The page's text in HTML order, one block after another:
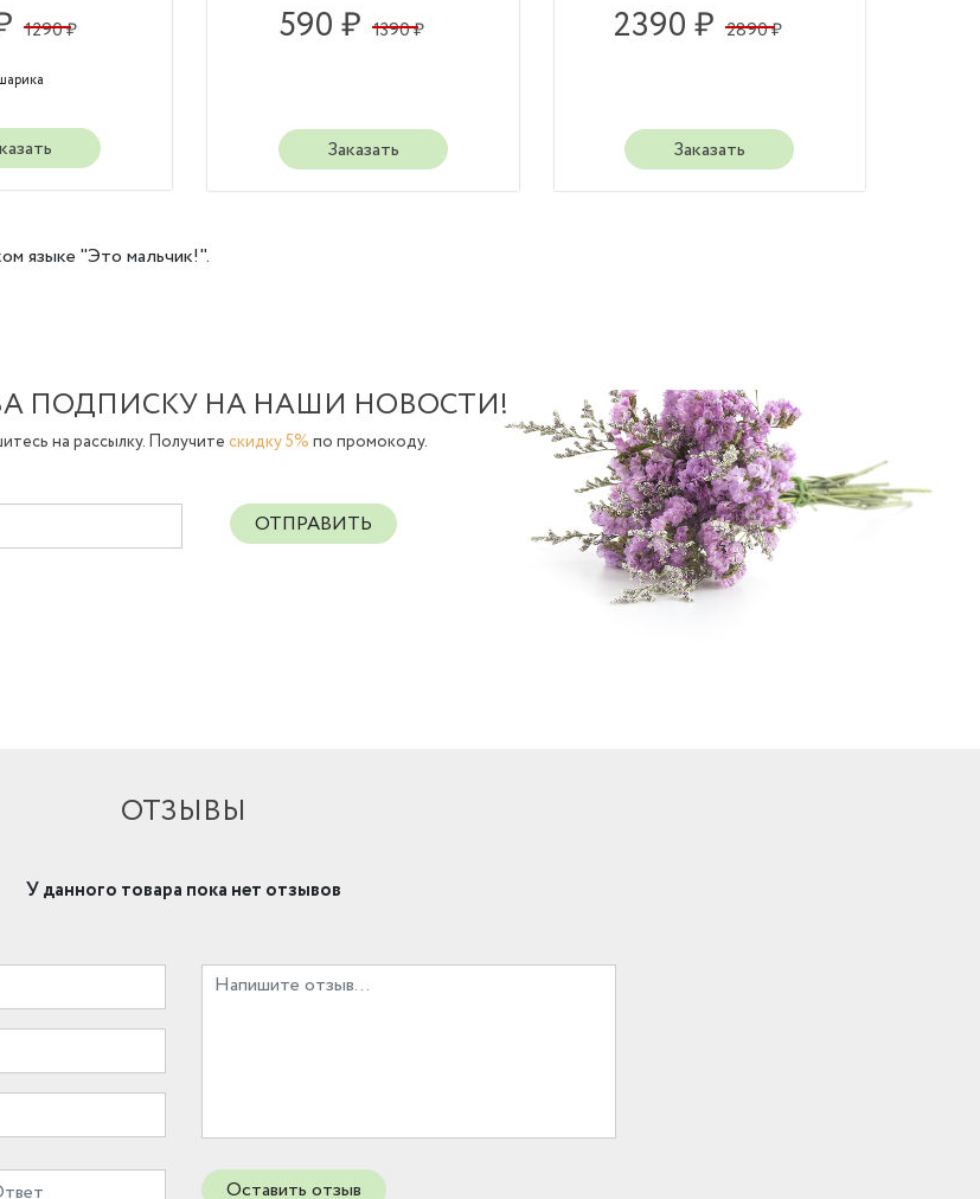
1290 ₽ 590 ₽ 1390 ₽
Заказать
2390 ₽ 2890 ₽
Заказать
языке "Это мальчик!".
ПОДПИСКУ НА НАШИ НОВОСТИ!
на рассылку. Получите скидку 5% по промокоду.
ОТПРАВИТЬ
ОТЗЫВЫ
У данного товара пока нет отзывов
Оставить отзыв